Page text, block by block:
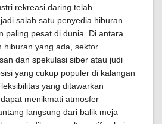
rekreasi daring telah
salah satu penyedia hiburan
paling pesat di dunia. Di antara
hiburan yang ada, sektor
dan spekulasi siber atau judi
yang cukup populer di kalangan
yang ditawarkan
menikmati atmosfer
langsung dari balik meja